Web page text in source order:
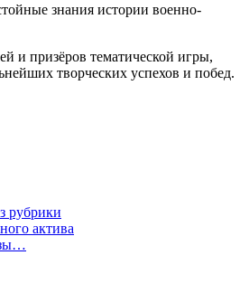
знания истории военно-
и призёров тематической игры,
творческих успехов и побед.
рубрики
актива